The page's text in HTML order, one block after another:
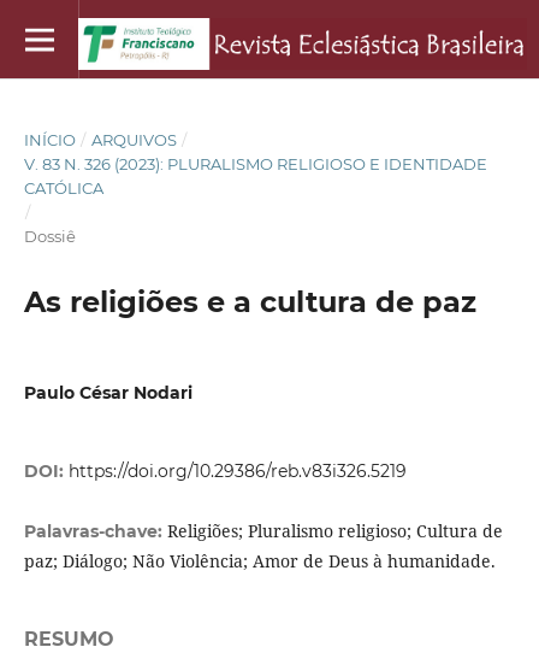
INÍCIO / ARQUIVOS /
V. 83 N. 326 (2023): PLURALISMO RELIGIOSO E IDENTIDADE
CATÓLICA
/
Dossiê
As religiões e a cultura de paz
Paulo César Nodari
DOI: https://doi.org/10.29386/reb.v83i326.5219
Palavras-chave: Religiões; Pluralismo religioso; Cultura de
paz; Diálogo; Não Violência; Amor de Deus à humanidade.
RESUMO